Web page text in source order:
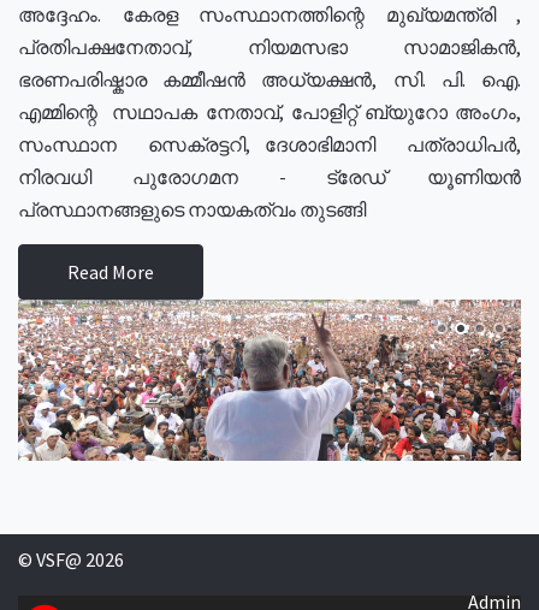
അദ്ദേഹം. കേരള സംസ്ഥാനത്തിന്റെ മുഖ്യമന്ത്രി ,
പ്രതിപക്ഷനേതാവ്, നിയമസഭാ സാമാജികൻ,
ഭരണപരിഷ്കാര കമ്മീഷൻ അധ്യക്ഷൻ, സി. പി. ഐ.
എമ്മിന്റെ സഥാപക നേതാവ്, പോളിറ്റ് ബ്യുറോ അംഗം,
സംസ്ഥാന സെക്രട്ടറി, ദേശാഭിമാനി പത്രാധിപർ,
നിരവധി പുരോഗമന - ട്രേഡ് യൂണിയൻ
പ്രസ്ഥാനങ്ങളുടെ നായകത്വം തുടങ്ങി
Read More
© VSF@ 2026
Admin